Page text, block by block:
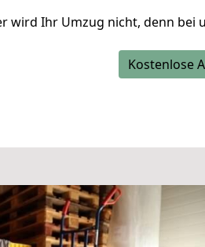
wird Ihr Umzug nicht, denn bei
Kostenlose